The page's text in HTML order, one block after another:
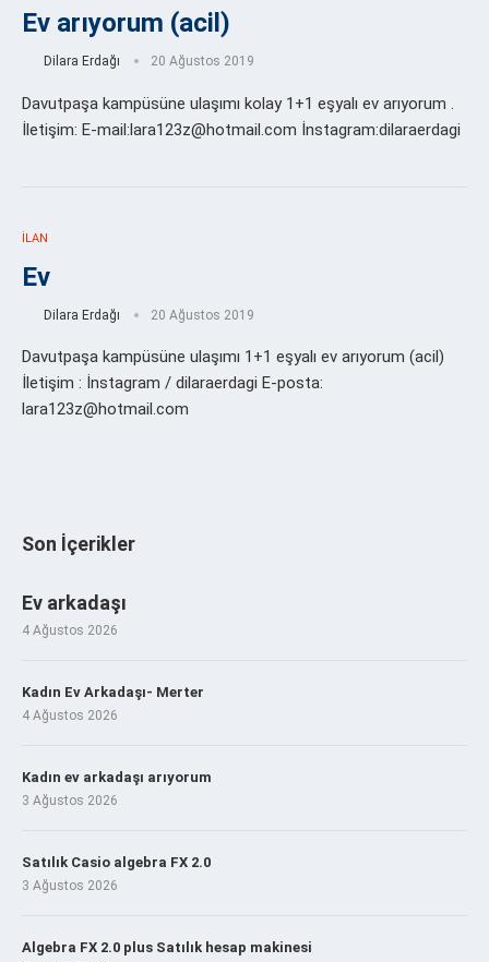
Ev arıyorum (acil)
Dilara Erdağı 20 Ağustos 2019
Davutpaşa kampüsüne ulaşımı kolay 1+1 eşyalı ev arıyorum .
İletişim: E-mail:lara123z@hotmail.com İnstagram:dilaraerdagi
İLAN
Ev
Dilara Erdağı 20 Ağustos 2019
Davutpaşa kampüsüne ulaşımı 1+1 eşyalı ev arıyorum (acil)
İletişim : İnstagram / dilaraerdagi E-posta:
lara123z@hotmail.com
Son İçerikler
Ev arkadaşı
4 Ağustos 2026
Kadın Ev Arkadaşı- Merter
4 Ağustos 2026
Kadın ev arkadaşı arıyorum
3 Ağustos 2026
Satılık Casio algebra FX 2.0
3 Ağustos 2026
Algebra FX 2.0 plus Satılık hesap makinesi